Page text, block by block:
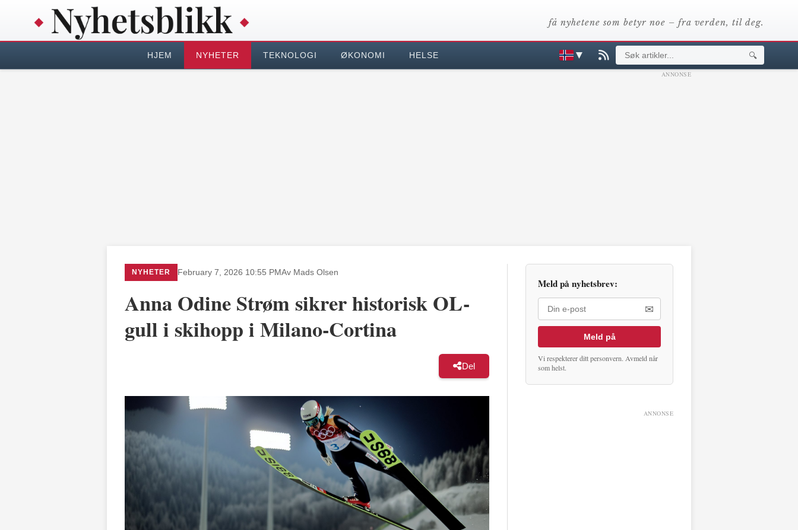
få nyhetene som betyr noe – fra verden, til deg.
HJEM NYHETER TEKNOLOGI ØKONOMI HELSE ▼ 🔍
ANNONSE
NYHETER February 7, 2026 10:55 PMAv Mads Olsen
Anna Odine Strøm sikrer historisk OL-
gull i skihopp i Milano-Cortina
Del
Meld på nyhetsbrev:
✉
Meld på
Vi respekterer ditt personvern. Avmeld når
som helst.
ANNONSE